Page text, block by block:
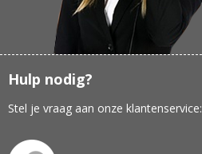
Hulp nodig?
Stel je vraag aan onze klantenservice: